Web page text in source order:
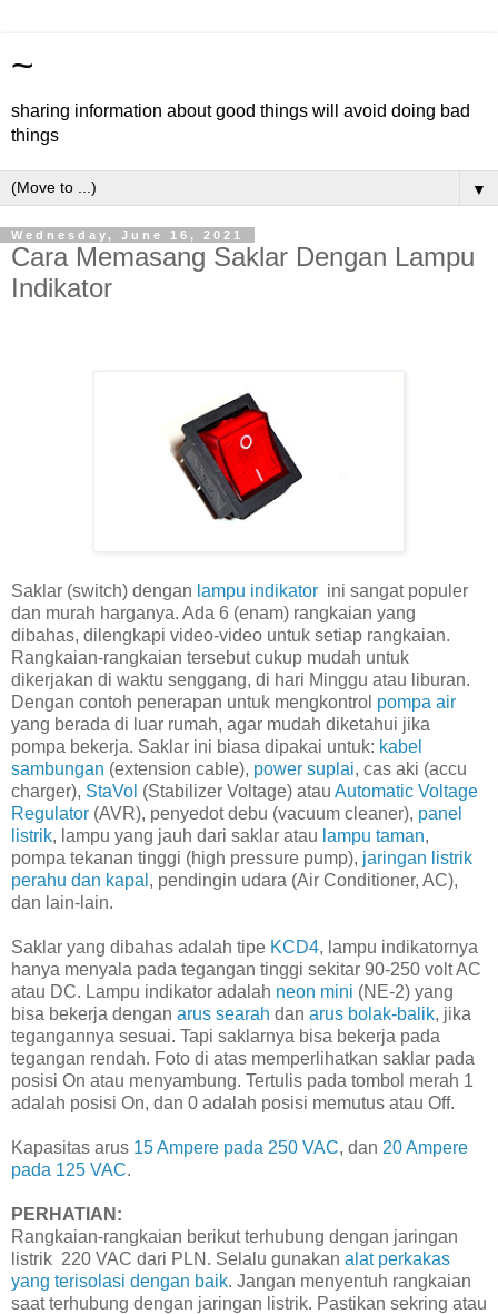
~
sharing information about good things will avoid doing bad
things
▼
Wednesday, June 16, 2021
Cara Memasang Saklar Dengan Lampu
Indikator
Saklar (switch) dengan lampu indikator ini sangat populer
dan murah harganya. Ada 6 (enam) rangkaian yang
dibahas, dilengkapi video-video untuk setiap rangkaian.
Rangkaian-rangkaian tersebut cukup mudah untuk
dikerjakan di waktu senggang, di hari Minggu atau liburan.
Dengan contoh penerapan untuk mengkontrol pompa air
yang berada di luar rumah, agar mudah diketahui jika
pompa bekerja. Saklar ini biasa dipakai untuk: kabel
sambungan (extension cable), power suplai, cas aki (accu
charger), StaVol (Stabilizer Voltage) atau Automatic Voltage
Regulator (AVR), penyedot debu (vacuum cleaner), panel
listrik, lampu yang jauh dari saklar atau lampu taman,
pompa tekanan tinggi (high pressure pump), jaringan listrik
perahu dan kapal , pendingin udara (Air Conditioner, AC),
dan lain-lain.
Saklar yang dibahas adalah tipe KCD4, lampu indikatornya
hanya menyala pada tegangan tinggi sekitar 90-250 volt AC
atau DC. Lampu indikator adalah neon mini (NE-2) yang
bisa bekerja dengan arus searah dan arus bolak-balik, jika
tegangannya sesuai. Tapi saklarnya bisa bekerja pada
tegangan rendah. Foto di atas memperlihatkan saklar pada
posisi On atau menyambung. Tertulis pada tombol merah 1
adalah posisi On, dan 0 adalah posisi memutus atau Off.
Kapasitas arus 15 Ampere pada 250 VAC, dan 20 Ampere
pada 125 VAC.
PERHATIAN:
Rangkaian-rangkaian berikut terhubung dengan jaringan
listrik 220 VAC dari PLN. Selalu gunakan alat perkakas
yang terisolasi dengan baik. Jangan menyentuh rangkaian
saat terhubung dengan jaringan listrik. Pastikan sekring atau